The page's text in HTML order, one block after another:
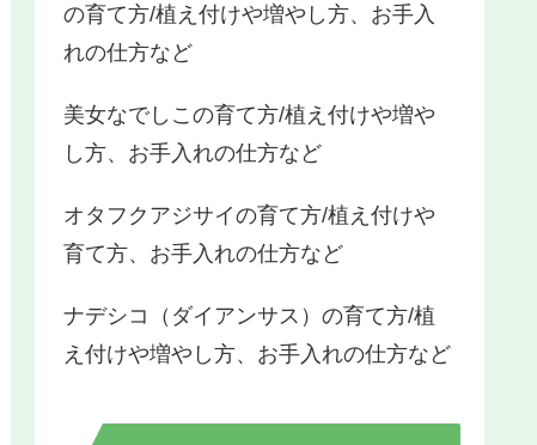
の育て方/植え付けや増やし方、お手入
れの仕方など
美女なでしこの育て方/植え付けや増や
し方、お手入れの仕方など
オタフクアジサイの育て方/植え付けや
育て方、お手入れの仕方など
ナデシコ（ダイアンサス）の育て方/植
え付けや増やし方、お手入れの仕方など